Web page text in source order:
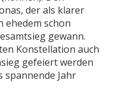
der als klarer
ehedem schon
gewann.
Konstellation auch
gefeiert werden
spannende Jahr